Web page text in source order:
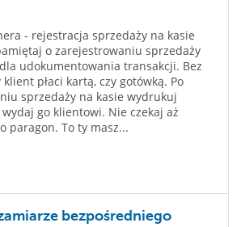
- rejestracja sprzedaży na kasie
o zarejestrowaniu sprzedaży
udokumentowania transakcji. Bez
płaci kartą, czy gotówką. Po
sprzedaży na kasie wydrukuj
go klientowi. Nie czekaj aż
paragon. To ty masz...
bezpośredniego